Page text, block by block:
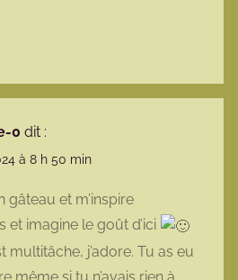
0 dit :
à 8 h 50 min
gâteau et m’inspire
et imagine le goût d’ici
multitâche, j’adore. Tu as eu